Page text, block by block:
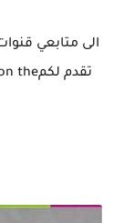
الى متابعي
تقدم لكمFrequency channelthe